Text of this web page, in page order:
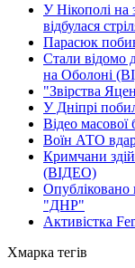
У Нікополі на
відбулася
Парасюк
Стали відомо
на Оболоні
"Звірства
У Дніпрі
Відео масової
Воїн АТО
Кримчани
(ВІДЕО)
Опубліковано
"ДНР"
Активістка
Хмарка тегів